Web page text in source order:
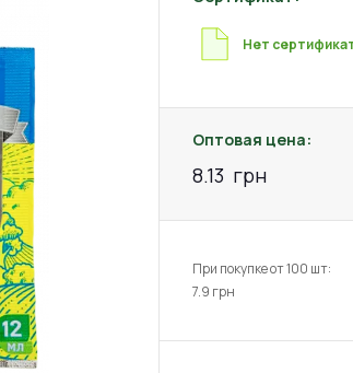
Нет
Оптовая цена:
8.13 грн
При покупке от 100 шт:
7.9 грн